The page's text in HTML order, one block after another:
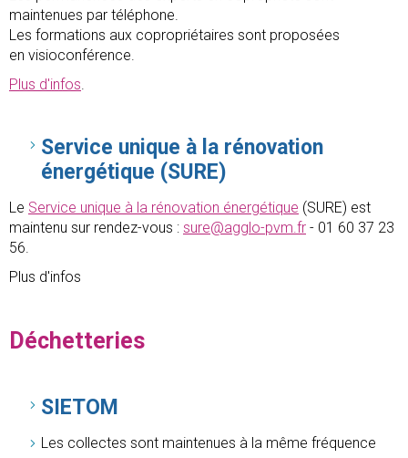
maintenues par téléphone.
Les formations aux copropriétaires sont proposées
en visioconférence.
Plus d'infos.
Service unique à la rénovation
énergétique (SURE)
Le Service unique à la rénovation énergétique (SURE) est
maintenu sur rendez-vous : sure@agglo-pvm.fr - 01 60 37 23
56.
Plus d'infos
Déchetteries
SIETOM
Les collectes sont maintenues à la même fréquence